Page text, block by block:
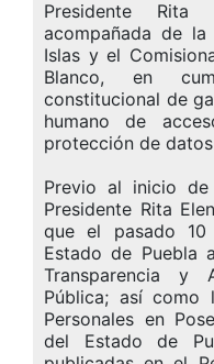
Presidente Rita
acompañada de la
Islas y el
Blanco, en
constitucional de
humano de
protección de
Previo al inicio de
Presidente Rita
que el pasado
Estado de Puebla
Transparencia y
Pública; así como
Personales en
del Estado de